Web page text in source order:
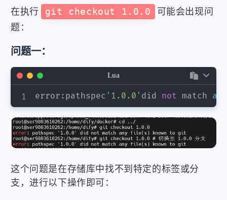
在执行 git checkout 1.0.0
可能会出现问
题：
问题一：
error : pathspec '1.0.0' did not match
Lua
这个问题是在存储库中找不到特定的标签或分
支，进行以下操作即可：